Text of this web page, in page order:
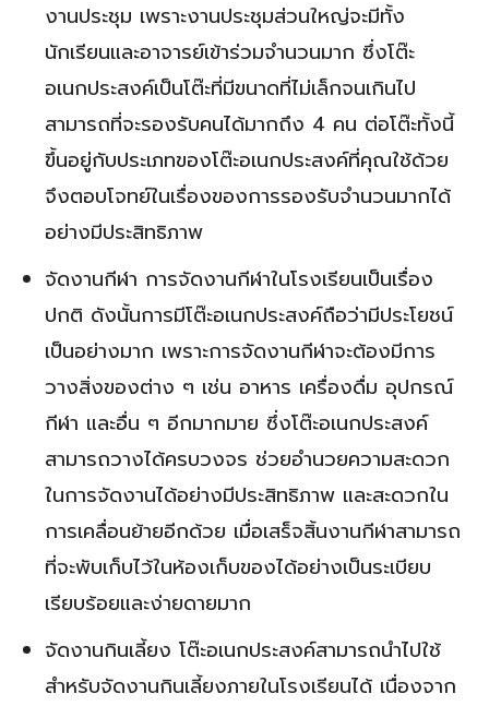
งานประชุม เพราะงานประชุมส่วนใหญ่จะมีทั้ง
นักเรียนและอาจารย์เข้าร่วมจำนวนมาก ซึ่งโต๊ะ
อเนกประสงค์เป็นโต๊ะที่มีขนาดที่ไม่เล็กจนเกินไป
สามารถที่จะรองรับคนได้มากถึง 4 คน ต่อโต๊ะทั้งนี้
ขึ้นอยู่กับประเภทของโต๊ะอเนกประสงค์ที่คุณใช้ด้วย
จึงตอบโจทย์ในเรื่องของการรองรับจำนวนมากได้
อย่างมีประสิทธิภาพ
จัดงานกีฬา การจัดงานกีฬาในโรงเรียนเป็นเรื่อง
ปกติ ดังนั้นการมีโต๊ะอเนกประสงค์ถือว่ามีประโยชน์
เป็นอย่างมาก เพราะการจัดงานกีฬาจะต้องมีการ
วางสิ่งของต่าง ๆ เช่น อาหาร เครื่องดื่ม อุปกรณ์
กีฬา และอื่น ๆ อีกมากมาย ซึ่งโต๊ะอเนกประสงค์
สามารถวางได้ครบวงจร ช่วยอำนวยความสะดวก
ในการจัดงานได้อย่างมีประสิทธิภาพ และสะดวกใน
การเคลื่อนย้ายอีกด้วย เมื่อเสร็จสิ้นงานกีฬาสามารถ
ที่จะพับเก็บไว้ในห้องเก็บของได้อย่างเป็นระเบียบ
เรียบร้อยและง่ายดายมาก
จัดงานกินเลี้ยง โต๊ะอเนกประสงค์สามารถนำไปใช้
สำหรับจัดงานกินเลี้ยงภายในโรงเรียนได้ เนื่องจาก